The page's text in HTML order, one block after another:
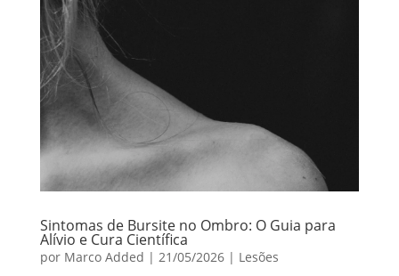
Sintomas de Bursite no Ombro: O Guia para
Alívio e Cura Científica
por Marco Added | 21/05/2026| Lesões